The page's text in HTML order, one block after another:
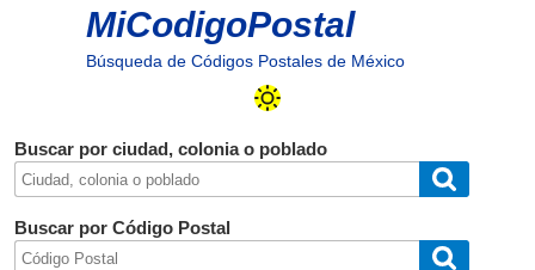
MiCodigoPostal
Búsqueda de Códigos Postales de México
Buscar por ciudad, colonia o poblado
Buscar por Código Postal